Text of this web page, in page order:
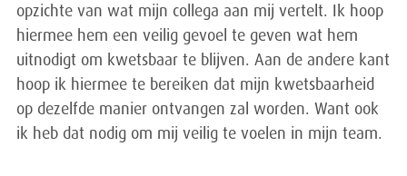
opzichte van wat mijn collega aan mij vertelt. Ik hoop
hiermee hem een veilig gevoel te geven wat hem
uitnodigt om kwetsbaar te blijven. Aan de andere kant
hoop ik hiermee te bereiken dat mijn kwetsbaarheid
op dezelfde manier ontvangen zal worden. Want ook
ik heb dat nodig om mij veilig te voelen in mijn team.